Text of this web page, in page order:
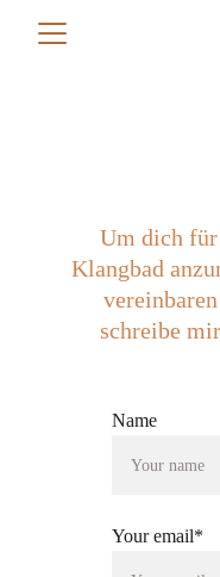
Name
Your email*
Um dich für
Klangbad
schreibe